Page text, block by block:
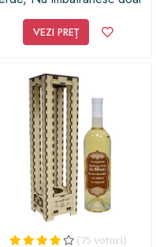
330ml
VEZI PREȚ
(75 voturi)